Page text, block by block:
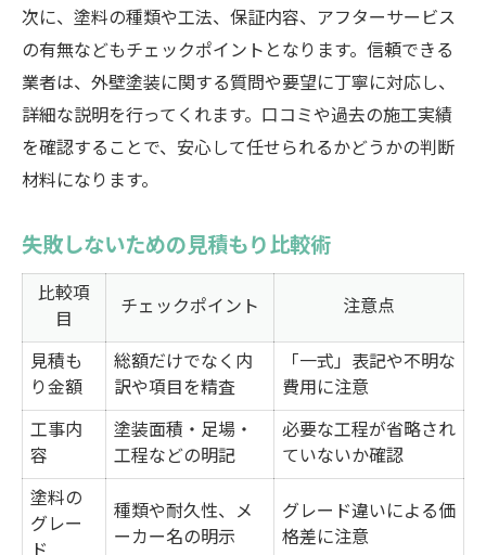
次に、塗料の種類や工法、保証内容、アフターサービス
の有無などもチェックポイントとなります。信頼できる
業者は、外壁塗装に関する質問や要望に丁寧に対応し、
詳細な説明を行ってくれます。口コミや過去の施工実績
を確認することで、安心して任せられるかどうかの判断
材料になります。
失敗しないための見積もり比較術
比較項
目
チェックポイント
注意点
見積も
り金額
総額だけでなく内
訳や項目を精査
「一式」表記や不明な
費用に注意
工事内
容
塗装面積・足場・
工程などの明記
必要な工程が省略され
ていないか確認
塗料の
グレー
種類や耐久性、メ
ーカー名の明示
グレード違いによる価
格差に注意